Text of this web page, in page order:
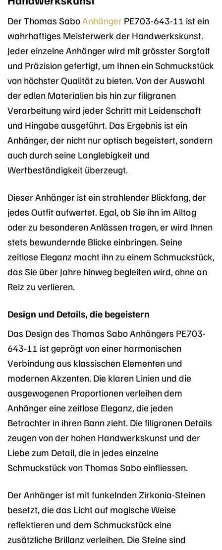
Der Thomas SaboAnhänger PE703-643-11 ist ein
wahrhaftiges Meisterwerk der Handwerkskunst.
Jeder einzelne Anhänger wird mit grösster Sorgfalt
und Präzision gefertigt, um Ihnen ein Schmuckstück
von höchster Qualität zu bieten. Von der Auswahl
der edlen Materialien bis hin zur filigranen
Verarbeitung wird jeder Schritt mit Leidenschaft
und Hingabe ausgeführt. Das Ergebnis ist ein
Anhänger, der nicht nur optisch begeistert, sondern
auch durch seine Langlebigkeit und
Wertbeständigkeit überzeugt.
Dieser Anhänger ist ein strahlender Blickfang, der
jedes Outfit aufwertet. Egal, ob Sie ihn im Alltag
oder zu besonderen Anlässen tragen, er wird Ihnen
stets bewundernde Blicke einbringen. Seine
zeitlose Eleganz macht ihn zu einem Schmuckstück,
das Sie über Jahre hinweg begleiten wird, ohne an
Reiz zu verlieren.
Design und Details, die begeistern
Das Design des Thomas Sabo Anhängers PE703-
643-11 ist geprägt von einer harmonischen
Verbindung aus klassischen Elementen und
modernen Akzenten. Die klaren Linien und die
ausgewogenen Proportionen verleihen dem
Anhänger eine zeitlose Eleganz, die jeden
Betrachter in ihren Bann zieht. Die filigranen Details
zeugen von der hohen Handwerkskunst und der
Liebe zum Detail, die in jedes einzelne
Schmuckstück von Thomas Sabo einfliessen.
Der Anhänger ist mit funkelnden Zirkonia-Steinen
besetzt, die das Licht auf magische Weise
reflektieren und dem Schmuckstück eine
zusätzliche Brillanz verleihen. Die Steine sind